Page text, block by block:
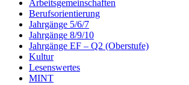
Arbeitsgemeinschaften
Berufsorientierung
Jahrgänge 5/6/7
Jahrgänge 8/9/10
Jahrgänge EF – Q2 (Oberstufe)
Kultur
Lesenswertes
MINT